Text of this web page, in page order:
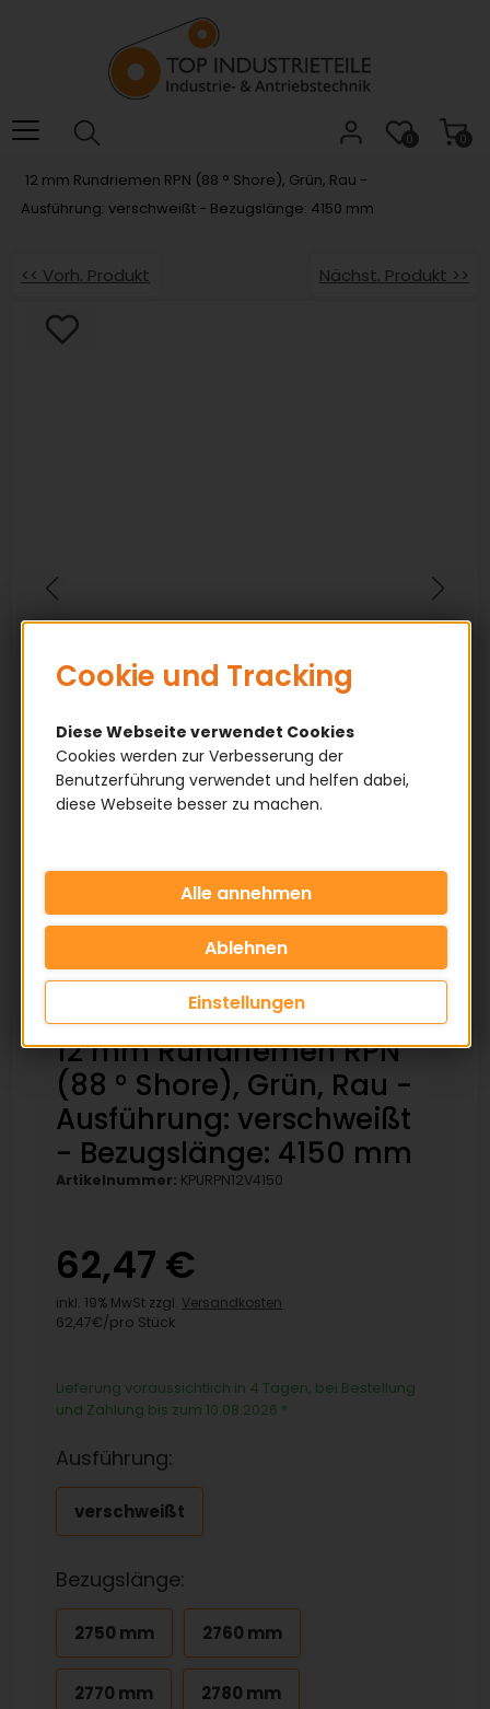
das
Barrierefreiheitsmenü
0
0
12 mm Rundriemen RPN (88 ° Shore), Grün, Rau -
Ausführung: verschweißt - Bezugslänge: 4150 mm
<< Vorh. Produkt Nächst. Produkt >>
12 mm Rundriemen RPN
(88 ° Shore), Grün, Rau -
Ausführung: verschweißt
- Bezugslänge: 4150 mm
Artikelnummer: KPURPN12V4150
62,47 €
inkl. 19% MwSt zzgl. Versandkosten
62,47€/pro Stück
Lieferung voraussichtlich in 4 Tagen, bei Bestellung
und Zahlung bis zum 10.08.2026 *
Ausführung:
verschweißt
Bezugslänge:
2750 mm 2760 mm
2770 mm 2780 mm
Cookie und Tracking
Diese Webseite verwendet Cookies
Cookies werden zur Verbesserung der
Benutzerführung verwendet und helfen dabei,
diese Webseite besser zu machen.
Einstellungen